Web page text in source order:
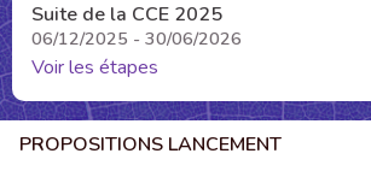
Suite de la CCE 2025
06/12/2025 - 30/06/2026
Voir les étapes
PROPOSITIONS LANCEMENT